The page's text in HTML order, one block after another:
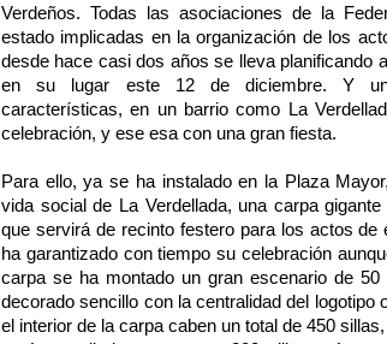
Verdeños. Todas las asociaciones de la
estado implicadas en la organización de los
desde hace casi dos años se lleva planificando
en su lugar este 12 de diciembre. Y
características, en un barrio como La
celebración, y ese esa con una gran fiesta.
Para ello, ya se ha instalado en la Plaza
vida social de La Verdellada, una carpa
que servirá de recinto festero para los actos de
ha garantizado con tiempo su celebración
carpa se ha montado un gran escenario de
decorado sencillo con la centralidad del logotipo
el interior de la carpa caben un total de 450